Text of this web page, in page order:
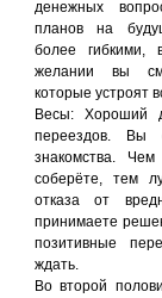
денежных
планов на
более гибкими,
желании вы
которые устроят
Весы: Хороший
переездов. Вы
знакомства.
соберёте, тем
отказа от
принимаете
позитивные
ждать.
Во второй